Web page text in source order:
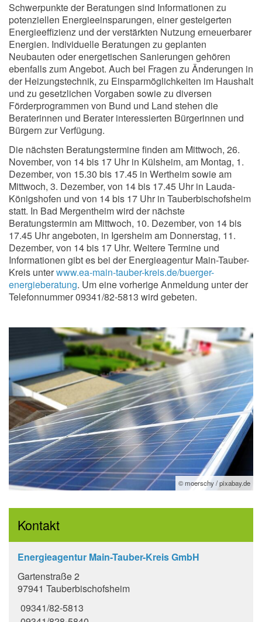
Schwerpunkte der Beratungen sind Informationen zu
potenziellen Energieeinsparungen, einer gesteigerten
Energieeffizienz und der verstärkten Nutzung erneuerbarer
Energien. Individuelle Beratungen zu geplanten
Neubauten oder energetischen Sanierungen gehören
ebenfalls zum Angebot. Auch bei Fragen zu Änderungen in
der Heizungstechnik, zu Einsparmöglichkeiten im Haushalt
und zu gesetzlichen Vorgaben sowie zu diversen
Förderprogrammen von Bund und Land stehen die
Beraterinnen und Berater interessierten Bürgerinnen und
Bürgern zur Verfügung.
Die nächsten Beratungstermine finden am Mittwoch, 26.
November, von 14 bis 17 Uhr in Külsheim, am Montag, 1.
Dezember, von 15.30 bis 17.45 in Wertheim sowie am
Mittwoch, 3. Dezember, von 14 bis 17.45 Uhr in Lauda-
Königshofen und von 14 bis 17 Uhr in Tauberbischofsheim
statt. In Bad Mergentheim wird der nächste
Beratungstermin am Mittwoch, 10. Dezember, von 14 bis
17.45 Uhr angeboten, in Igersheim am Donnerstag, 11.
Dezember, von 14 bis 17 Uhr. Weitere Termine und
Informationen gibt es bei der Energieagentur Main-Tauber-
Kreis unterwww.ea-main-tauber-kreis.de/buerger-
energieberatung. Um eine vorherige Anmeldung unter der
Telefonnummer 09341/82-5813 wird gebeten.
© moerschy / pixabay.de
Kontakt
Energieagentur Main-Tauber-Kreis GmbH
Gartenstraße 2
97941 Tauberbischofsheim
09341/82-5813